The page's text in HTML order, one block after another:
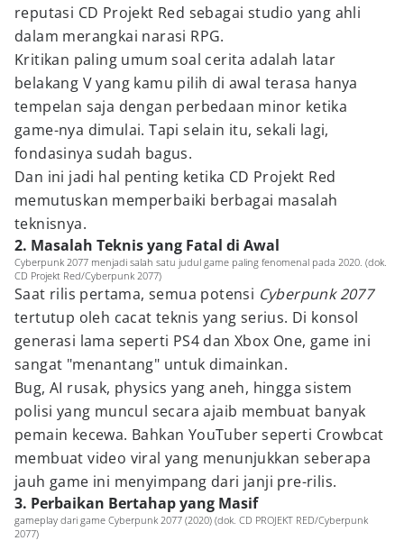
reputasi CD Projekt Red sebagai studio yang ahli
dalam merangkai narasi RPG.
Kritikan paling umum soal cerita adalah latar
belakang V yang kamu pilih di awal terasa hanya
tempelan saja dengan perbedaan minor ketika
game-nya dimulai. Tapi selain itu, sekali lagi,
fondasinya sudah bagus.
Dan ini jadi hal penting ketika CD Projekt Red
memutuskan memperbaiki berbagai masalah
teknisnya.
2. Masalah Teknis yang Fatal di Awal
Cyberpunk 2077 menjadi salah satu judul game paling fenomenal pada 2020. (dok.
CD Projekt Red/Cyberpunk 2077)
Saat rilis pertama, semua potensi Cyberpunk 2077
tertutup oleh cacat teknis yang serius. Di konsol
generasi lama seperti PS4 dan Xbox One, game ini
sangat "menantang" untuk dimainkan.
Bug, AI rusak, physics yang aneh, hingga sistem
polisi yang muncul secara ajaib membuat banyak
pemain kecewa. Bahkan YouTuber seperti Crowbcat
membuat video viral yang menunjukkan seberapa
jauh game ini menyimpang dari janji pre-rilis.
3. Perbaikan Bertahap yang Masif
gameplay dari game Cyberpunk 2077 (2020) (dok. CD PROJEKT RED/Cyberpunk
2077)